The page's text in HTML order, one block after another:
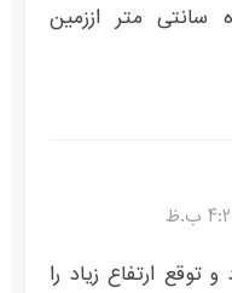
سانتی متر اززمین
توقع ارتفاع زیاد را